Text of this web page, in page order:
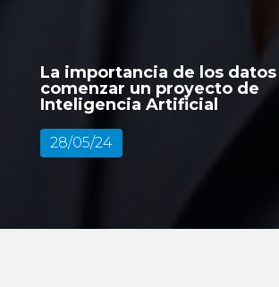
La importancia de los datos
comenzar un proyecto de
Inteligencia Artificial
28/05/24